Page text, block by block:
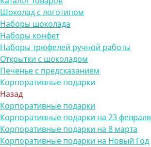
Шоколад с логотипом
Наборы шоколада
Наборы конфет
Наборы трюфелей ручной работы
Открытки с шоколадом
Печенье с предсказанием
Корпоративные подарки
Назад
Корпоративные подарки
Корпоративные подарки на 23 февраля
Корпоративные подарки на 8 марта
Корпоративные подарки на Новый Год